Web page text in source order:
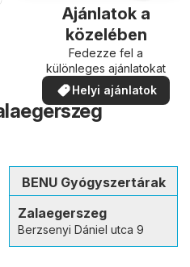
Ajánlatok a
közelében
Fedezze fel a
különleges ajánlatokat
Helyi ajánlatok
BENU Gyógyszertárak
Zalaegerszeg
Berzsenyi Dániel utca 9